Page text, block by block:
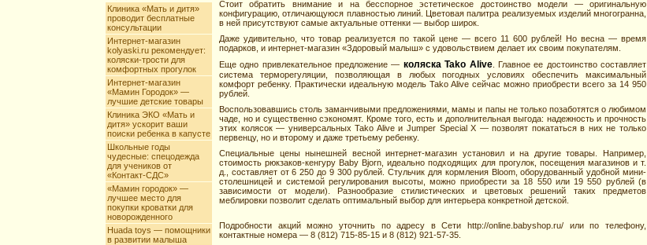
Клиника «Мать и дитя»
проводит бесплатные
консультации
Интернет-магазин
kolyaski.ru рекомендует:
коляски-трости для
комфортных прогулок
Интернет-магазин
«Мамин Городок» —
лучшие детские товары
Клиника ЭКО «Мать и
дитя» ускорит ваши
поиски ребенка в капусте
Школьные годы
чудесные: спецодежда
для учеников от
«Контакт-СДС»
«Мамин городок» —
лучшее место для
покупки кроватки для
новорожденного
Huada toys — помощники
в развитии малыша
Стоит обратить внимание и на бесспорное эстетическое достоинство модели — оригинальную
конфигурацию, отличающуюся плавностью линий. Цветовая палитра реализуемых изделий многогранна,
в ней присутствуют самые актуальные оттенки — выбор широк.
Даже удивительно, что товар реализуется по такой цене — всего 11 600 рублей! Но весна — время
подарков, и интернет-магазин «Здоровый малыш» с удовольствием делает их своим покупателям.
Еще одно привлекательное предложение — коляска Tako Alive. Главное ее достоинство составляет
система терморегуляции, позволяющая в любых погодных условиях обеспечить максимальный
комфорт ребенку. Практически идеальную модель Tako Alive сейчас можно приобрести всего за 14 950
рублей.
Воспользовавшись столь заманчивыми предложениями, мамы и папы не только позаботятся о любимом
чаде, но и существенно сэкономят. Кроме того, есть и дополнительная выгода: надежность и прочность
этих колясок — универсальных Tako Alive и Jumper Special X — позволят покататься в них не только
первенцу, но и второму и даже третьему ребенку.
Специальные цены нынешней весной интернет-магазин установил и на другие товары. Например,
стоимость рюкзаков-кенгуру Baby Bjorn, идеально подходящих для прогулок, посещения магазинов и т.
д., составляет от 6 250 до 9 300 рублей. Стульчик для кормления Bloom, оборудованный удобной мини-
столешницей и системой регулирования высоты, можно приобрести за 18 550 или 19 550 рублей (в
зависимости от модели). Разнообразие стилистических и цветовых решений таких предметов
меблировки позволит сделать оптимальный выбор для интерьера конкретной детской.
Подробности акций можно уточнить по адресу в Сети http://online.babyshop.ru/ или по телефону,
контактные номера — 8 (812) 715-85-15 и 8 (812) 921-57-35.